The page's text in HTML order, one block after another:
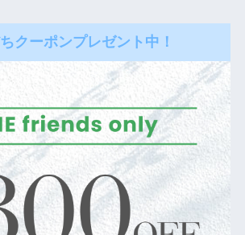
クーポンプレゼント中！